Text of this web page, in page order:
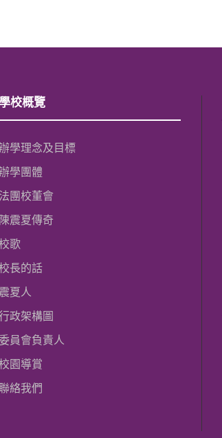
學校概覽
學理念及目標
學團體
法團校董會
陳震夏傳奇
歌
長的話
震夏人
政架構圖
員會負責人
園導賞
絡我們